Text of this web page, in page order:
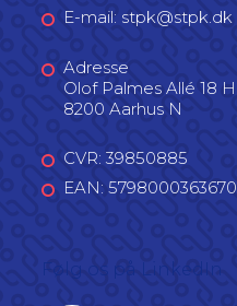
E-mail: stpk@stpk.dk
Adresse
Olof Palmes Allé 18 H
8200 Aarhus N
CVR: 39850885
EAN: 5798000363670